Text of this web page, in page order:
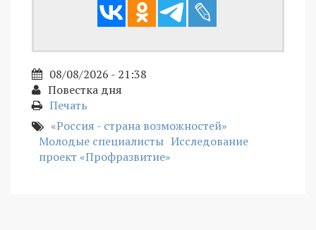
08/08/2026 - 21:38
Повестка дня
Печать
«Россия - страна возможностей»
Молодые специалисты Исследование
проект «Профразвитие»